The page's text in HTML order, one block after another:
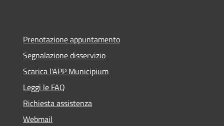
Prenotazione appuntamento
Segnalazione disservizio
Scarica l'APP Municipium
Leggi le FAQ
Richiesta assistenza
Webmail